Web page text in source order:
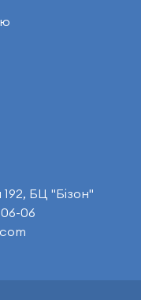
БЦ "Бізон"
06